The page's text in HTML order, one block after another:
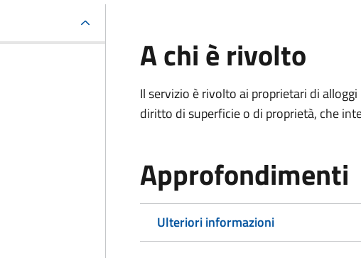
A chi è rivolto
Il servizio è rivolto ai proprietari di
diritto di superficie o di proprietà, che
Approfondimenti
Ulteriori informazioni